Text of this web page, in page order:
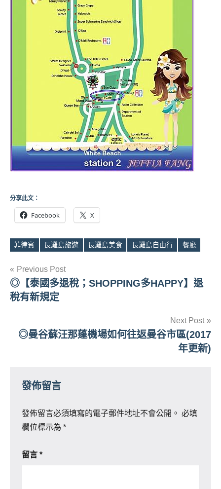
分享此文：
Facebook X
Tags
菲律賓 長灘島旅遊 長灘島美食 長灘島自由行 餐廳
文
章
覽
Previous Post
◎【泰國多退稅；SHOPPING多HAPPY】退
稅有新規定
Next Post
◎曼谷蘇汪那蓬機場如何往返曼谷市區(2017
年更新)
發佈留言
發佈留言必須填寫的電子郵件地址不會公開。 必填
欄位標示為 *
留言 *